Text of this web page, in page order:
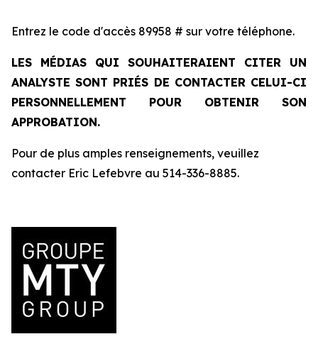
Entrez le code d'accès 89958 # sur votre téléphone.
LES MÉDIAS QUI SOUHAITERAIENT CITER UN
ANALYSTE SONT PRIÉS DE CONTACTER CELUI-CI
PERSONNELLEMENT POUR OBTENIR SON
APPROBATION.
Pour de plus amples renseignements, veuillez
contacter Eric Lefebvre au 514-336-8885.